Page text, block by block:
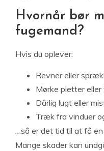
Hvornår bør
fugemand?
Hvis du oplever:
Revner eller
Mørke pletter
Dårlig lugt eller
Træk fra vinduer
…så er det tid til at få
Mange skader kan